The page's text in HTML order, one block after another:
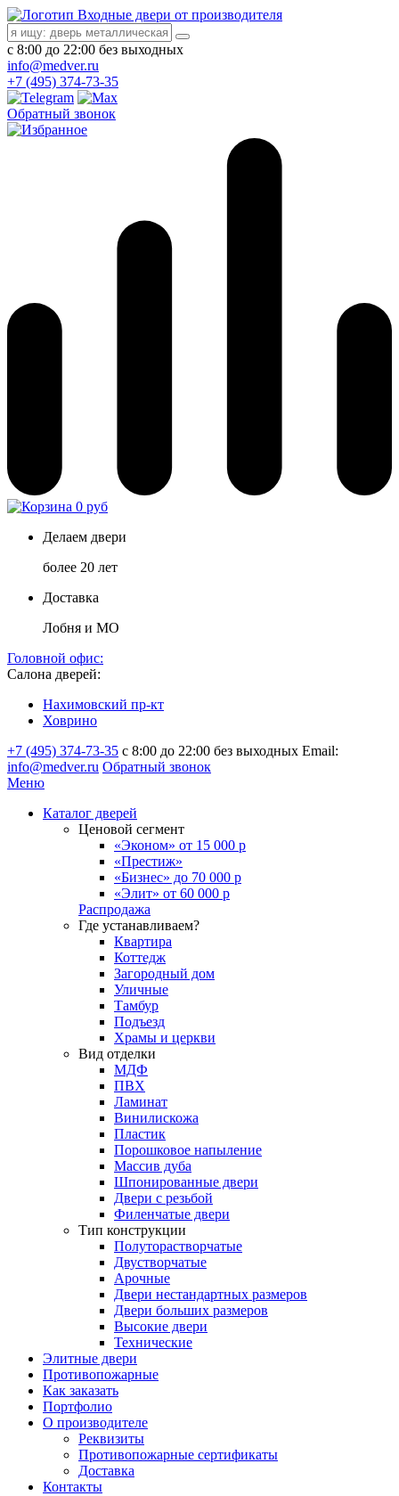
Входные двери от производителя
с 8:00 до 22:00 без выходных
info@medver.ru
+7 (495) 374-73-35
Обратный звонок
0 руб
Делаем двери
более 20 лет
Доставка
Лобня и МО
Головной офис:
Салона дверей:
Нахимовский пр-кт
Ховрино
+7 (495) 374-73-35 с 8:00 до 22:00 без выходных Email:
info@medver.ru Обратный звонок
Меню
Каталог дверей
Ценовой сегмент
«Эконом» от 15 000 р
«Престиж»
«Бизнес» до 70 000 р
«Элит» от 60 000 р
Распродажа
Где устанавливаем?
Квартира
Коттедж
Загородный дом
Уличные
Тамбур
Подъезд
Храмы и церкви
Вид отделки
МДФ
ПВХ
Ламинат
Винилискожа
Пластик
Порошковое напыление
Массив дуба
Шпонированные двери
Двери с резьбой
Филенчатые двери
Тип конструкции
Полуторастворчатые
Двустворчатые
Арочные
Двери нестандартных размеров
Двери больших размеров
Высокие двери
Технические
Элитные двери
Противопожарные
Как заказать
Портфолио
О производителе
Реквизиты
Противопожарные сертификаты
Доставка
Контакты